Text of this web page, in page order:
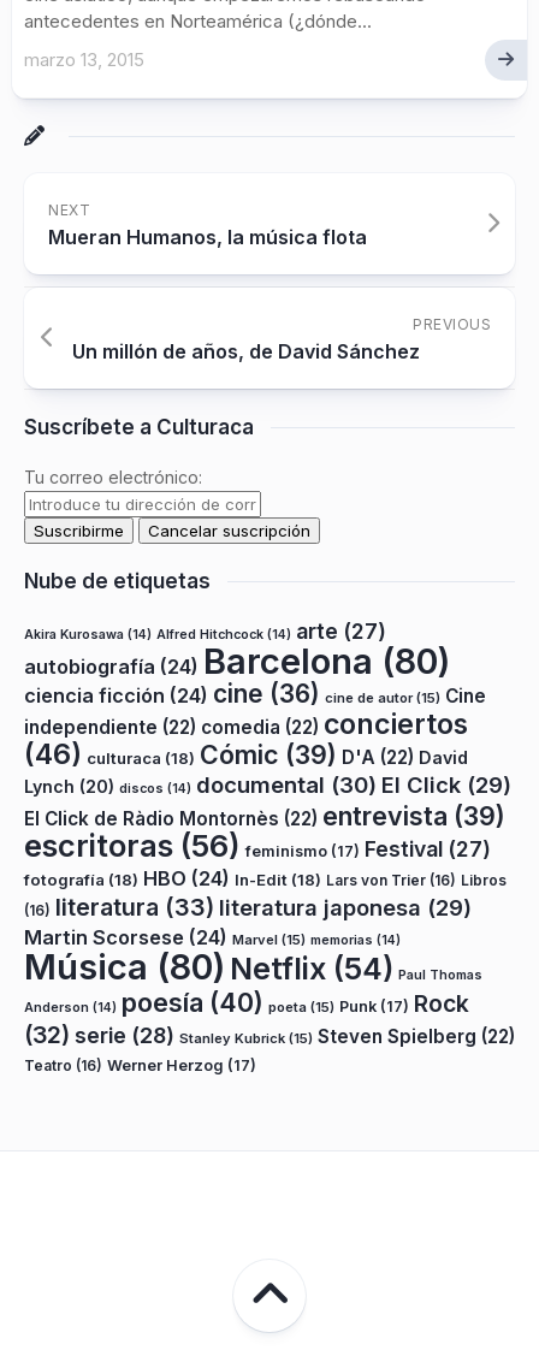
antecedentes en Norteamérica (¿dónde...
marzo 13, 2015
NEXT
Mueran Humanos, la música flota
PREVIOUS
Un millón de años, de David Sánchez
Suscríbete a Culturaca
Tu correo electrónico:
Nube de etiquetas
Akira Kurosawa (14) Alfred Hitchcock (14) arte (27)
autobiografía (24) Barcelona (80)
ciencia ficción (24) cine (36) cine de autor(15) Cine
independiente (22) comedia (22) conciertos
(46) culturaca (18) Cómic (39) D'A (22) David
Lynch (20) discos (14) documental (30) El Click (29)
El Click de Ràdio Montornès (22) entrevista (39)
escritoras (56) feminismo (17) Festival (27)
fotografía (18) HBO (24) In-Edit (18) Lars von Trier (16) Libros
(16) literatura (33) literatura japonesa (29)
Martin Scorsese (24) Marvel (15) memorias (14)
Música (80) Netflix (54) Paul Thomas
Anderson (14) poesía (40) poeta (15) Punk (17) Rock
(32) serie (28) Stanley Kubrick (15) Steven Spielberg (22)
Teatro (16) Werner Herzog (17)